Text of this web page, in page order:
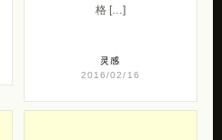
格 […]
灵感
2016/02/16